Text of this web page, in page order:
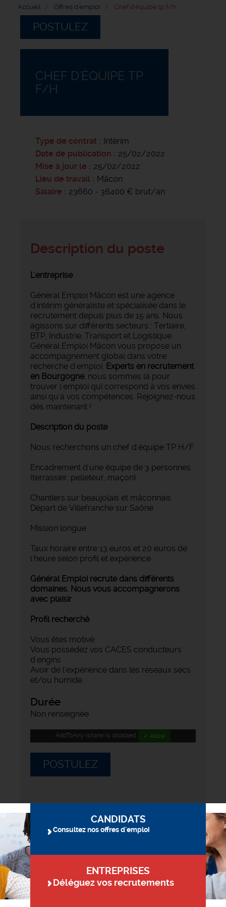
Accueil Offres d'emploi Chef d'équipe tp f/h
POSTULEZ
CHEF D'ÉQUIPE TP
F/H
Type de contrat
Intérim
Date de publication
25/02/2022
Mise à jour le
25/02/2022
Lieu de travail
Mâcon
Salaire
23660 - 36400 € brut/an
Description du poste
L'entreprise
Général Emploi Mâcon est une agence
d'intérim généraliste et spécialisée dans le
recrutement depuis plus de 15 ans. Nous
agissons sur différents secteurs : Tertiaire,
BTP, Industrie, Transport et Logistique.
Général Emploi Mâcon vous propose un
accompagnement global dans votre
recherche d'emploi. Experts en recrutement
en Bourgogne, nous sommes là pour
trouver l'emploi qui correspond à vos envies
ainsi qu'à vos compétences. Rejoignez-nous
dès maintenant !
Description du poste
Nous recherchons un chef d'équipe TP H/F
‍Encadrement d'une équipe de 3 personnes
(terrassier, pelleteur, maçon)
Chantiers sur beaujolais et mâconnais.
Départ de Villefranche sur Saône
Mission longue
Taux horaire entre 13 euros et 20 euros de
l'heure selon profil et expérience
Général Emploi recrute dans différents
domaines. Nous vous accompagnerons
avec plaisir
Profil recherché
Vous êtes motivé
Vous possédez vos CACES conducteurs
d'engins
Avoir de l'expérience dans les réseaux secs
et/ou humide
Durée
Non renseignée
AddToAny (share) is disabled. ✓ Allow
POSTULEZ
CANDIDATS
Consultez nos offres d'emploi
ENTREPRISES
Déléguez vos recrutements